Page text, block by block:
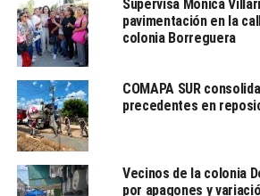
Supervisa Mónica
pavimentación en la
colonia Borreguera
COMAPA SUR
precedentes en
Vecinos de la colonia
por apagones y